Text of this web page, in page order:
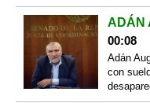
ADÁN
00:08
Adán
con